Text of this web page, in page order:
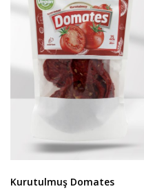
Kurutulmuş Domates